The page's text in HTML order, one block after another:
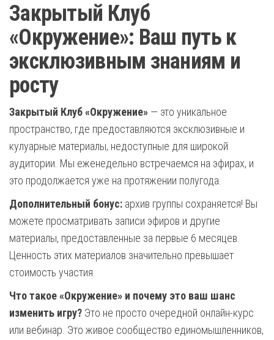
Закрытый Клуб
«Окружение»: Ваш путь к
эксклюзивным знаниям и
росту
Закрытый Клуб «Окружение» — это уникальное
пространство, где предоставляются эксклюзивные и
кулуарные материалы, недоступные для широкой
аудитории. Мы еженедельно встречаемся на эфирах, и
это продолжается уже на протяжении полугода.
Дополнительный бонус: архив группы сохраняется! Вы
можете просматривать записи эфиров и другие
материалы, предоставленные за первые 6 месяцев.
Ценность этих материалов значительно превышает
стоимость участия.
Что такое «Окружение» и почему это ваш шанс
изменить игру? Это не просто очередной онлайн-курс
или вебинар. Это живое сообщество единомышленников,